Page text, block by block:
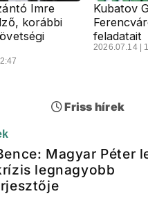
Imre
korábbi
Kubatov
feladatait
2026.07.14 |
Friss hírek
Magyar Péter
legnagyobb